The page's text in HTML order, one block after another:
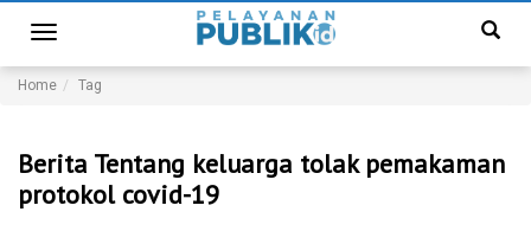
Toggle
navigation
Home Tag
Berita Tentang keluarga tolak pemakaman
protokol covid-19